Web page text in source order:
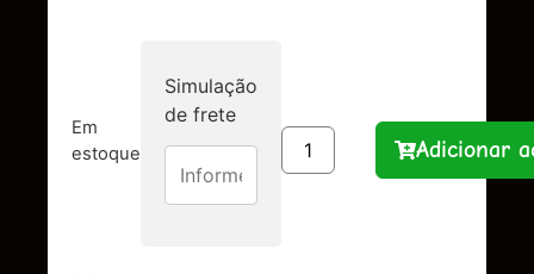
Em
estoque
Simulação
de frete
Adicionar